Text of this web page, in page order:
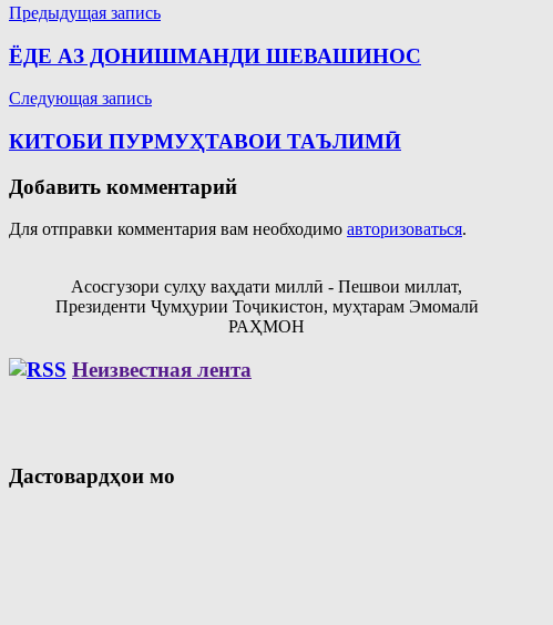
Навигация
по
записям
Предыдущая запись
ЁДЕ АЗ ДОНИШМАНДИ ШЕВАШИНОС
Следующая запись
КИТОБИ ПУРМУҲТАВОИ ТАЪЛИМӢ
Добавить комментарий
Для отправки комментария вам необходимо авторизоваться.
Асосгузори сулҳу ваҳдати миллӣ - Пешвои миллат,
Президенти Ҷумҳурии Тоҷикистон, муҳтарам Эмомалӣ
РАҲМОН
Неизвестная лента
Дастовардҳои мо